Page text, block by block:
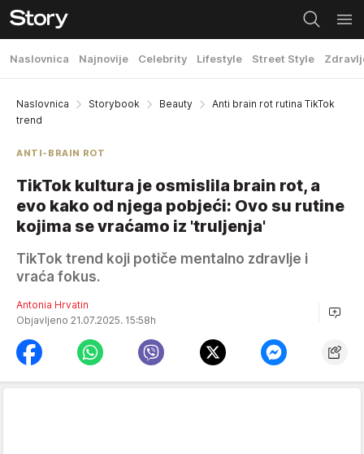
Naslovnica Najnovije Celebrity Lifestyle Street Style
Naslovnica Storybook Beauty
Anti brain rot rutina TikTok
trend
ANTI-BRAIN ROT
TikTok kultura je osmislila brain rot, a
evo kako od njega pobjeći: Ovo su rutine
kojima se vraćamo iz 'truljenja'
TikTok trend koji potiče mentalno zdravlje i
vraća fokus.
Antonia Hrvatin
Objavljeno 21.07.2025. 15:58h